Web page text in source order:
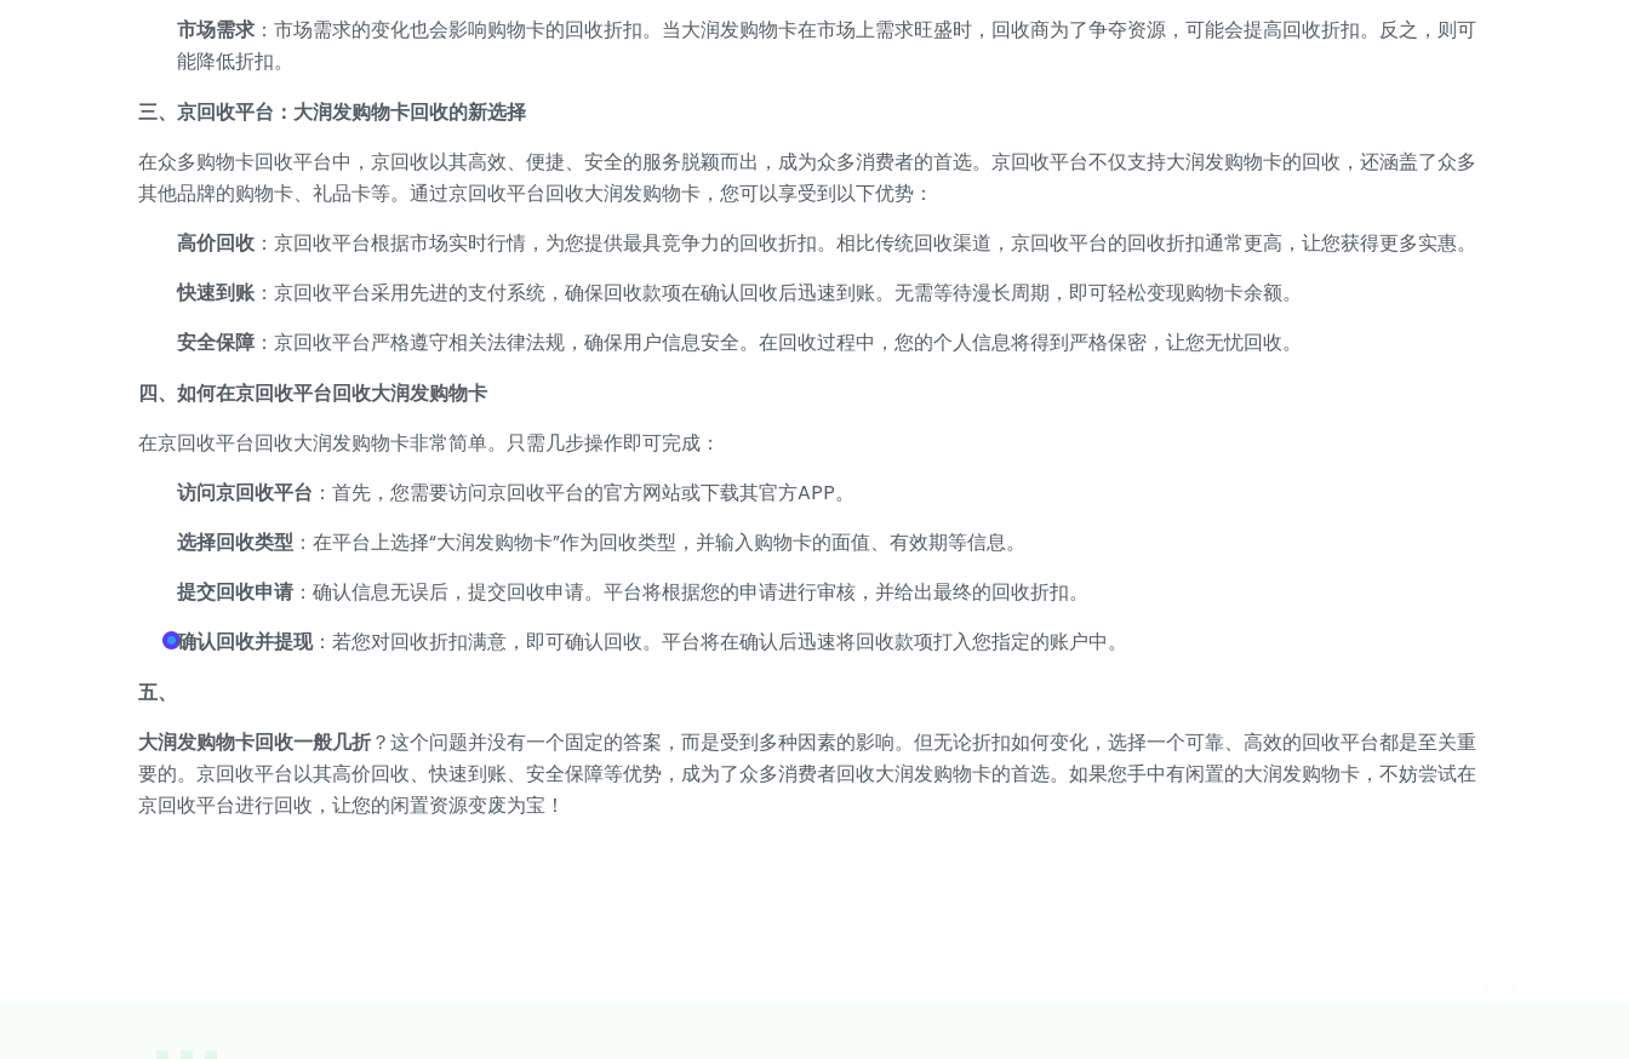
市场需求 ：市场需求的变化也会影响购物卡的回收折扣。当大润发购物卡在市场上需求旺盛时，回收商为了争夺资源，可能会提高回收折扣。反之，则可
能降低折扣。
三、京回收平台：大润发购物卡回收的新选择
在众多购物卡回收平台中，京回收以其高效、便捷、安全的服务脱颖而出，成为众多消费者的首选。京回收平台不仅支持大润发购物卡的回收，还涵盖了众多
其他品牌的购物卡、礼品卡等。通过京回收平台回收大润发购物卡，您可以享受到以下优势：
高价回收：京回收平台根据市场实时行情，为您提供最具竞争力的回收折扣。相比传统回收渠道，京回收平台的回收折扣通常更高，让您获得更多实惠。
快速到账：京回收平台采用先进的支付系统，确保回收款项在确认回收后迅速到账。无需等待漫长周期，即可轻松变现购物卡余额。
安全保障 ：京回收平台严格遵守相关法律法规，确保用户信息安全。在回收过程中，您的个人信息将得到严格保密，让您无忧回收。
四、如何在京回收平台回收大润发购物卡
在京回收平台回收大润发购物卡非常简单。只需几步操作即可完成：
访问京回收平台 ：首先，您需要访问京回收平台的官方网站或下载其官方APP。
选择回收类型 ：在平台上选择“大润发购物卡”作为回收类型，并输入购物卡的面值、有效期等信息。
提交回收申请 ：确认信息无误后，提交回收申请。平台将根据您的申请进行审核，并给出最终的回收折扣。
确认回收并提现：若您对回收折扣满意，即可确认回收。平台将在确认后迅速将回收款项打入您指定的账户中。
五、
大润发购物卡回收一般几折？这个问题并没有一个固定的答案，而是受到多种因素的影响。但无论折扣如何变化，选择一个可靠、高效的回收平台都是至关重
要的。京回收平台以其高价回收、快速到账、安全保障等优势，成为了众多消费者回收大润发购物卡的首选。如果您手中有闲置的大润发购物卡，不妨尝试在
京回收平台进行回收，让您的闲置资源变废为宝！